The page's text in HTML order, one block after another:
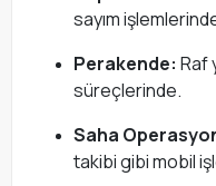
sayım
Perakende: Raf
süreçlerinde.
Saha
takibi gibi mobil